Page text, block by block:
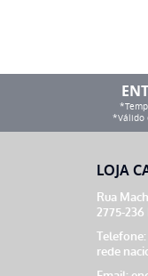
*Válido
LOJA
Rua
2775-236
Telefone:
rede